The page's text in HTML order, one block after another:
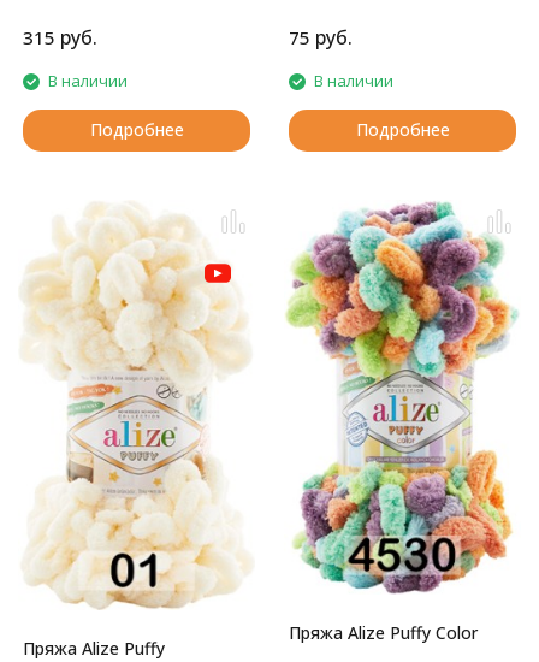
315 руб.
В наличии
Подробнее
75 руб.
В наличии
Подробнее
Пряжа Alize Puffy
Пряжа Alize Puffy Color